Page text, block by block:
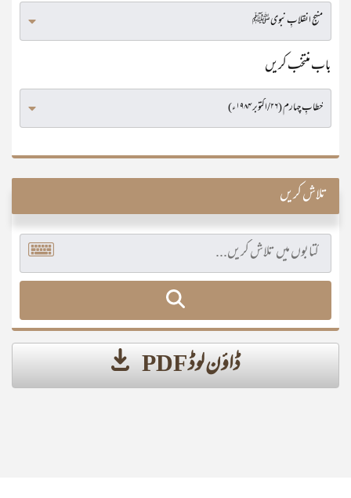
باب منتخب کریں
تلاش کریں
ڈاؤن لوڈ PDF